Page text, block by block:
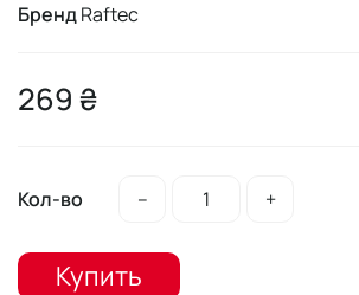
БрендRaftec
269 ₴
Кол-во – +
Купить